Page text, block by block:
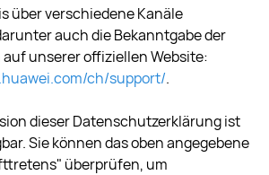
über verschiedene Kanäle
auch die Bekanntgabe der
unserer offiziellen Website:
ch/support/.
dieser Datenschutzerklärung ist
Sie können das oben angegebene
überprüfen, um